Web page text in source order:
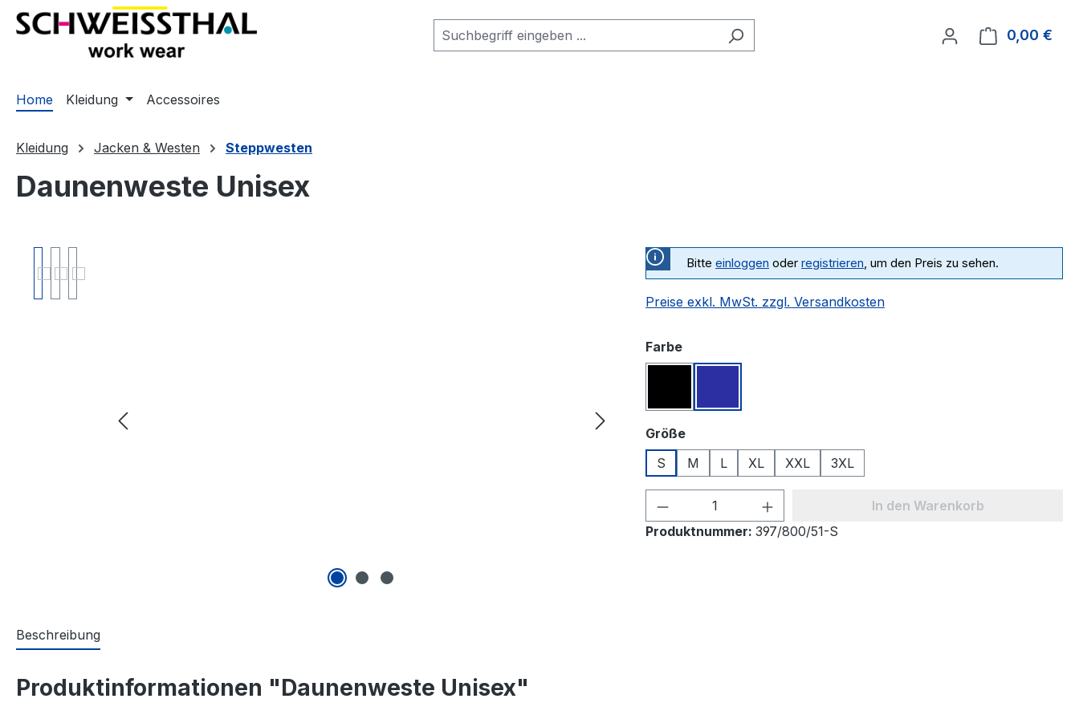
Zur Hauptnavigation springen
0,00 €
Home Kleidung Accessoires
Kleidung Jacken & Westen Steppwesten
Daunenweste Unisex
Bitte einloggen oder registrieren, um den Preis zu sehen.
Preise exkl. MwSt. zzgl. Versandkosten
Farbeauswählen
Größeauswählen
S
M L XL XXL 3XL
Produkt Anzahl: Gib den gewünschten Wert
In den Warenkorb
Produktnummer: 397/800/51-S
Beschreibung
Produktinformationen "Daunenweste Unisex"